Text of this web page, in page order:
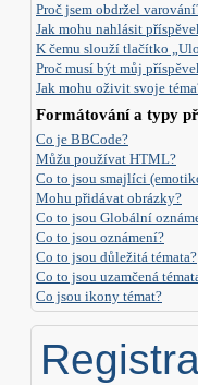
Proč jsem obdržel
Jak mohu nahlásit
K čemu slouží tlačítko
Proč musí být můj
Jak mohu oživit svoje
Formátování a typy
Co je BBCode?
Můžu používat HTML?
Co to jsou smajlíci
Mohu přidávat obrázky?
Co to jsou Globální
Co to jsou oznámení?
Co to jsou důležitá témata?
Co to jsou uzamčená
Co jsou ikony témat?